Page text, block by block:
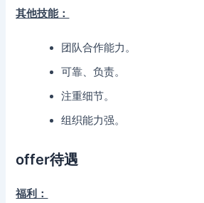
其他技能：
团队合作能力。
可靠、负责。
注重细节。
组织能力强。
offer待遇
福利：